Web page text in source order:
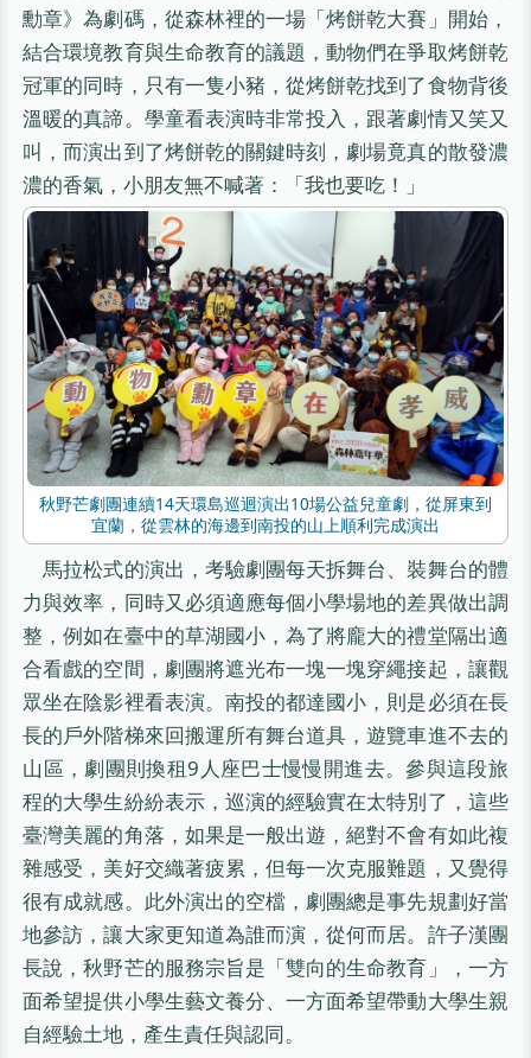
勳章》為劇碼，從森林裡的一場「烤餅乾大賽」開始，
結合環境教育與生命教育的議題，動物們在爭取烤餅乾
冠軍的同時，只有一隻小豬，從烤餅乾找到了食物背後
溫暖的真諦。學童看表演時非常投入，跟著劇情又笑又
叫，而演出到了烤餅乾的關鍵時刻，劇場竟真的散發濃
濃的香氣，小朋友無不喊著：「我也要吃！」
秋野芒劇團連續14天環島巡迴演出10場公益兒童劇，從屏東到
宜蘭，從雲林的海邊到南投的山上順利完成演出
馬拉松式的演出，考驗劇團每天拆舞台、裝舞台的體
力與效率，同時又必須適應每個小學場地的差異做出調
整，例如在臺中的草湖國小，為了將龐大的禮堂隔出適
合看戲的空間，劇團將遮光布一塊一塊穿繩接起，讓觀
眾坐在陰影裡看表演。南投的都達國小，則是必須在長
長的戶外階梯來回搬運所有舞台道具，遊覽車進不去的
山區，劇團則換租9人座巴士慢慢開進去。參與這段旅
程的大學生紛紛表示，巡演的經驗實在太特別了，這些
臺灣美麗的角落，如果是一般出遊，絕對不會有如此複
雜感受，美好交織著疲累，但每一次克服難題，又覺得
很有成就感。此外演出的空檔，劇團總是事先規劃好當
地參訪，讓大家更知道為誰而演，從何而居。許子漢團
長說，秋野芒的服務宗旨是「雙向的生命教育」，一方
面希望提供小學生藝文養分、一方面希望帶動大學生親
自經驗土地，產生責任與認同。